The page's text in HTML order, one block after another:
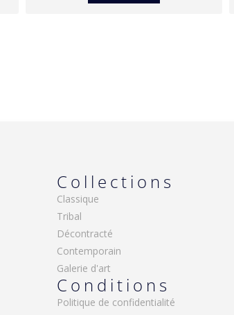
Collections
Classique
Tribal
Décontracté
Contemporain
Galerie d'art
Conditions
Politique de confidentialité